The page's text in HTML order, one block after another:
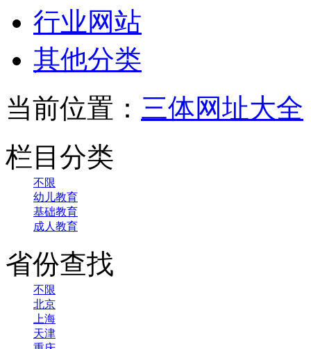
行业网站
其他分类
当前位置： 三体网址大全
栏目分类
不限
幼儿教育
基础教育
成人教育
省份查找
不限
北京
上海
天津